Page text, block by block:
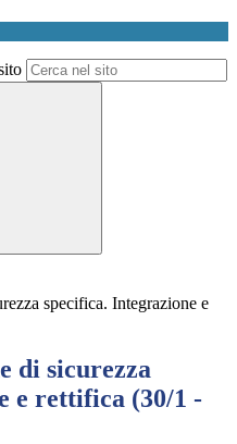
specifica. Integrazione e
di sicurezza
e rettifica (30/1 -